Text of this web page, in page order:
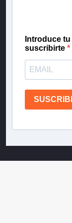
Introduce
suscribirte